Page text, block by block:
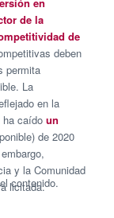
en
de la
de
deben
permita
La
en la
ha caído un
de 2020
y la Comunidad
licitada.
contenido.